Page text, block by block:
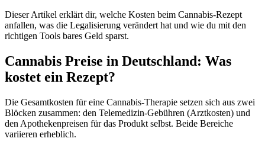
Dieser Artikel erklärt dir, welche Kosten beim Cannabis-Rezept
anfallen, was die Legalisierung verändert hat und wie du mit den
richtigen Tools bares Geld sparst.
Cannabis Preise in Deutschland: Was
kostet ein Rezept?
Die Gesamtkosten für eine Cannabis-Therapie setzen sich aus zwei
Blöcken zusammen: den Telemedizin-Gebühren (Arztkosten) und
den Apothekenpreisen für das Produkt selbst. Beide Bereiche
variieren erheblich.